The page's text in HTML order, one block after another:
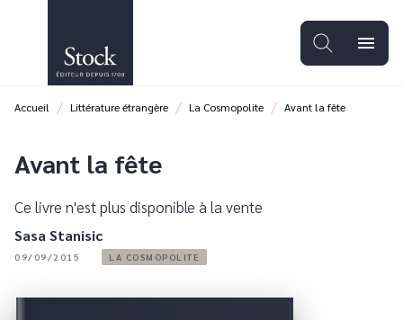
PIED DE PAGE
menu
Accueil / Littérature étrangère / La Cosmopolite / Avant la fête
Avant la fête
Ce livre n'est plus disponible à la vente
Sasa Stanisic
09/09/2015 LA COSMOPOLITE